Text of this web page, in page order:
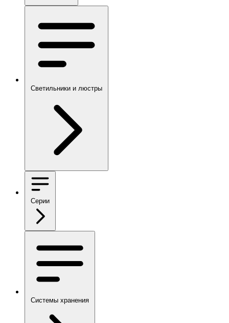
Светильники и люстры
Серии
Системы хранения